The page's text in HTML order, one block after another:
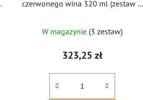
czerwonego wina 320 ml (zestaw 6
W magazynie (3 zestaw)
323,25 zł